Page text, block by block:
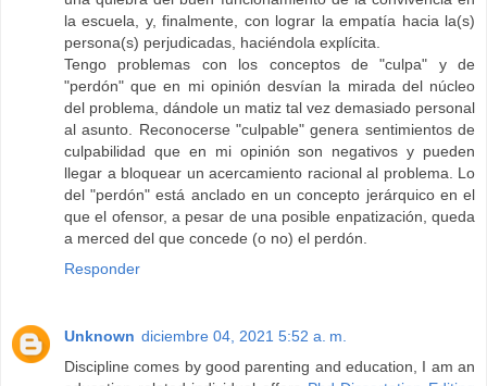
la escuela, y, finalmente, con lograr la empatía hacia la(s)
persona(s) perjudicadas, haciéndola explícita.
Tengo problemas con los conceptos de "culpa" y de
"perdón" que en mi opinión desvían la mirada del núcleo
del problema, dándole un matiz tal vez demasiado personal
al asunto. Reconocerse "culpable" genera sentimientos de
culpabilidad que en mi opinión son negativos y pueden
llegar a bloquear un acercamiento racional al problema. Lo
del "perdón" está anclado en un concepto jerárquico en el
que el ofensor, a pesar de una posible enpatización, queda
a merced del que concede (o no) el perdón.
Responder
Unknown diciembre 04, 2021 5:52 a. m.
Discipline comes by good parenting and education, I am an